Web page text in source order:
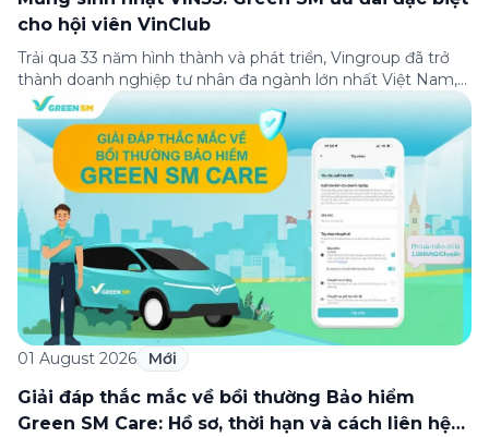
cho hội viên VinClub
Trải qua 33 năm hình thành và phát triển, Vingroup đã trở
thành doanh nghiệp tư nhân đa ngành lớn nhất Việt Nam,
lọt Top 30 doanh nghiệp lớn nhất Đông Nam Á theo bảng
xếp hạng của Tạp chí Fortune (Mỹ). Nhân kỷ niệm 33 năm
thành lập (8/8/1993 đến 8/8/2026), Green SM trân […]
01 August 2026 Mới
Giải đáp thắc mắc về bồi thường Bảo hiểm
Green SM Care: Hồ sơ, thời hạn và cách liên hệ